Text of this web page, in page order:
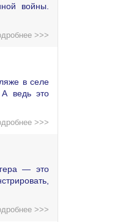
войны.
>>>
в селе
А ведь это
>>>
— это
>>>